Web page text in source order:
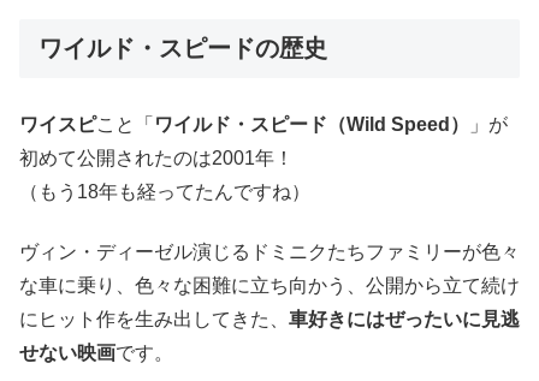
ワイルド・スピードの歴史
ワイスピこと「 ワイルド・スピード（Wild Speed）
」が
初めて公開されたのは2001年！
（もう18年も経ってたんですね）
ヴィン・ディーゼル演じるドミニクたちファミリーが色々
な車に乗り、色々な困難に立ち向かう、公開から立て続け
にヒット作を生み出してきた、 車好きにはぜったいに見逃
せない映画です。